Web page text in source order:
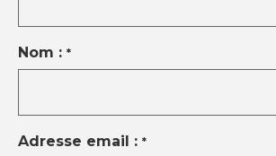
Nom : *
Adresse email : *
Linkedin
réservés